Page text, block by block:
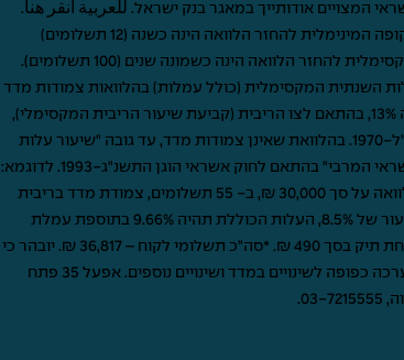
המצויים אודותייך במאגר בנק ישראל. للعربية انقر هنا .
התקופה המינימלית להחזר הלוואה הינה כשנה (12 תשלומים)
והמקסימלית להחזר הלוואה הינה כשמונה שנים (100 תשלומים).
השנתית המקסימלית (כולל עמלות) בהלוואות צמודות מדד
הינה 13%, בהתאם לצו הריבית (קביעת שיעור הריבית המקסימלי),
תש"ל-1970. בהלוואת שאינן צמודות מדד, עד גובה "שיעור עלות
האשראי המרבי" בהתאם לחוק אשראי הוגן התשנ"ג-1993. לדוגמא:
בהלוואה על סך 30,000 ₪, ב- 55 תשלומים, צמודת מדד בריבית
בשיעור של 8.5%, העלות הכוללת תהיה 9.66% בתוספת עמלת
פתיחת תיק בסך 490 ₪. *סה"כ תשלומי לקוח – 36,817 ₪. יובהר כי
ההערכה כפופה לשינויים במדד ושינויים נוספים. אפעל 35 פתח
03-7215555
.